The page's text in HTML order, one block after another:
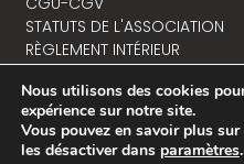
STATUTS DE L'ASSOCIATION
RÈGLEMENT INTÉRIEUR
NOUS CONTACTER
Nous utilisons des cookies
expérience sur notre site.
Vous pouvez en savoir plus
les désactiver dans paramètres.